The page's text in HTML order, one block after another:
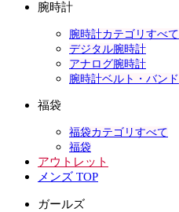
腕時計
腕時計カテゴリすべて
デジタル腕時計
アナログ腕時計
腕時計ベルト・バンド
福袋
福袋カテゴリすべて
福袋
アウトレット
メンズ TOP
ガールズ